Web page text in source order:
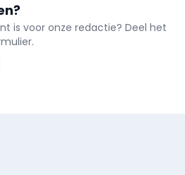
is voor onze redactie? Deel het